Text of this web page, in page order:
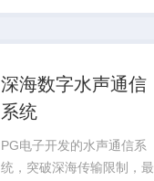
深海数字水声通信
系统
PG电子开发的水声通信系
统，突破深海传输限制，最